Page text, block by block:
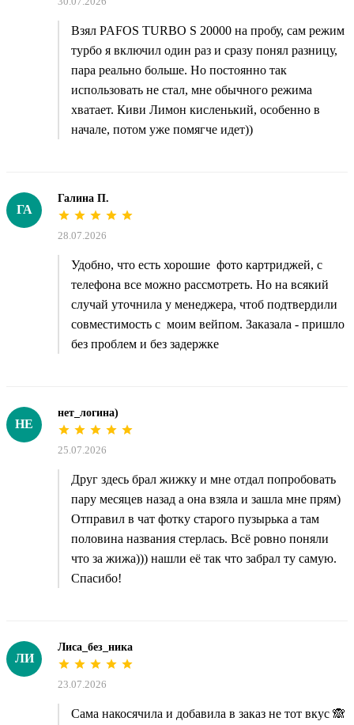
Взял PAFOS TURBO S 20000 на пробу, сам режим
турбо я включил один раз и сразу понял разницу,
пара реально больше. Но постоянно так
использовать не стал, мне обычного режима
хватает. Киви Лимон кисленький, особенно в
начале, потом уже помягче идет))
ГА
Галина П.
28.07.2026
Удобно, что есть хорошие фото картриджей, с
телефона все можно рассмотреть. Но на всякий
случай уточнила у менеджера, чтоб подтвердили
совместимость с моим вейпом. Заказала - пришло
без проблем и без задержке
НЕ
нет_логина)
25.07.2026
Друг здесь брал жижку и мне отдал попробовать
пару месяцев назад а она взяла и зашла мне прям)
Отправил в чат фотку старого пузырька а там
половина названия стерлась. Всё ровно поняли
что за жижа))) нашли её так что забрал ту самую.
Спасибо!
ЛИ
Лиса_без_ника
23.07.2026
Сама накосячила и добавила в заказ не тот вкус 🙈